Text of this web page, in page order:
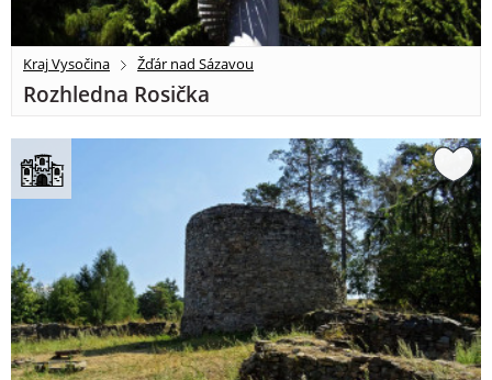
Kraj Vysočina Žďár nad Sázavou
Rozhledna Rosička